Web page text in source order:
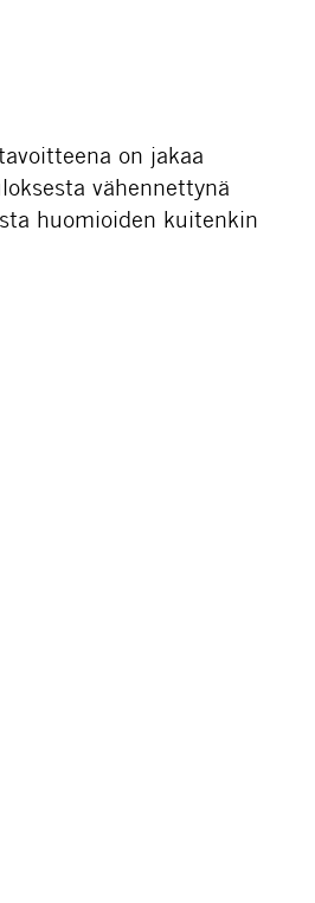
on jakaa
vähennettynä
huomioiden kuitenkin